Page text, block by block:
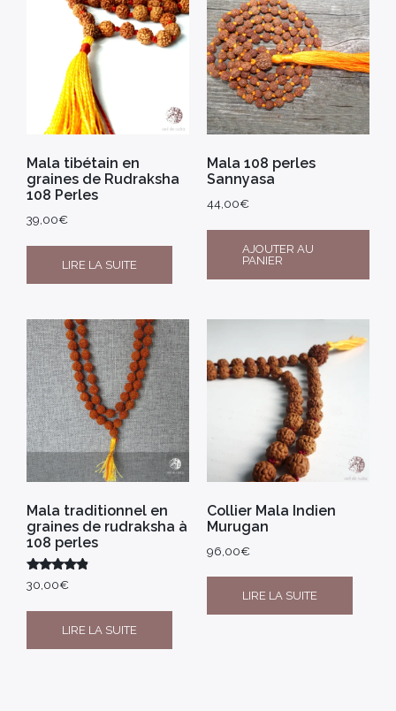
Mala tibétain en
graines de Rudraksha
108 Perles
39,00€
LIRE LA SUITE
Mala 108 perles
Sannyasa
44,00€
AJOUTER AU
PANIER
Mala traditionnel en
graines de rudraksha à
108 perles
Note
4.67
30,00€
LIRE LA SUITE
Collier Mala Indien
Murugan
96,00€
LIRE LA SUITE